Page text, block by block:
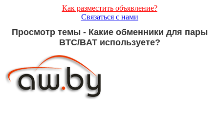
Как разместить объявление?
Связаться с нами
Просмотр темы - Какие обменники для пары
BTC/BAT используете?